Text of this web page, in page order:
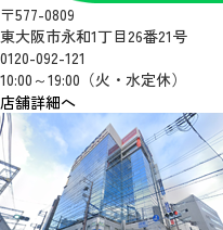
〒577-0809
東大阪市永和1丁目26番21号
0120-092-121
10:00～19:00（火・水定休）
店舗詳細へ